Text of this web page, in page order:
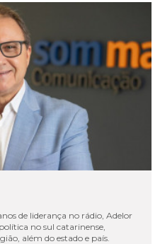
de liderança no rádio, Adelor
no sul catarinense,
além do estado e país.